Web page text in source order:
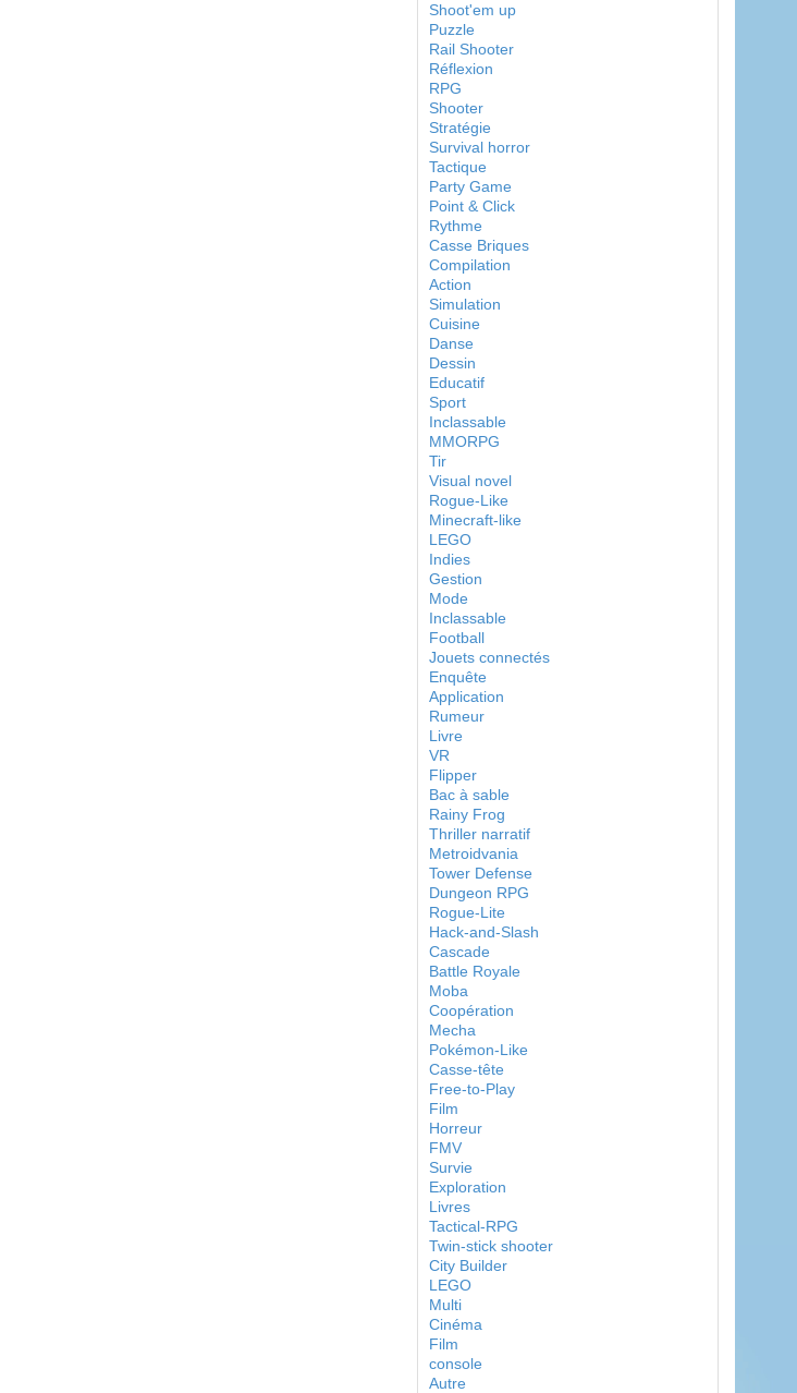
Shoot'em up
Puzzle
Rail Shooter
Réflexion
RPG
Shooter
Stratégie
Survival horror
Tactique
Party Game
Point & Click
Rythme
Casse Briques
Compilation
Action
Simulation
Cuisine
Danse
Dessin
Educatif
Sport
Inclassable
MMORPG
Tir
Visual novel
Rogue-Like
Minecraft-like
LEGO
Indies
Gestion
Mode
Inclassable
Football
Jouets connectés
Enquête
Application
Rumeur
Livre
VR
Flipper
Bac à sable
Rainy Frog
Thriller narratif
Metroidvania
Tower Defense
Dungeon RPG
Rogue-Lite
Hack-and-Slash
Cascade
Battle Royale
Moba
Coopération
Mecha
Pokémon-Like
Casse-tête
Free-to-Play
Film
Horreur
FMV
Survie
Exploration
Livres
Tactical-RPG
Twin-stick shooter
City Builder
LEGO
Multi
Cinéma
Film
console
Autre